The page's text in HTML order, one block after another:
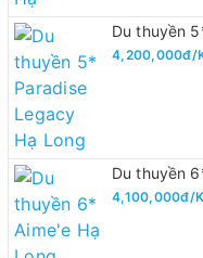
Du thuyền
4,200,000đ/
Du thuyền
4,100,000đ/